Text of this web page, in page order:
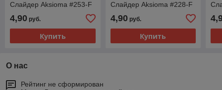
Слайдер Aksioma #253-F
4,90 руб.
Купить
Слайдер Aksioma #228-F
4,90руб.
Купить
О нас
Рейтинг не сформирован